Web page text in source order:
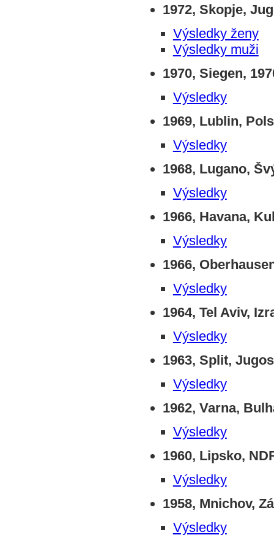
1972, Skopje,
Výsledky ženy
Výsledky muži
1970, Siegen,
Výsledky
1969, Lublin,
Výsledky
1968, Lugano,
Výsledky
1966, Havana,
Výsledky
1966,
Výsledky
1964, Tel Aviv,
Výsledky
1963, Split,
Výsledky
1962, Varna,
Výsledky
1960, Lipsko,
Výsledky
1958, Mnichov,
Výsledky